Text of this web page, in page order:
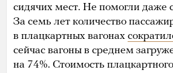
сидячих мест. Не помогли даже
За семь лет количество
в плацкартных вагонах
сейчас вагоны в среднем
на 74%. Стоимость